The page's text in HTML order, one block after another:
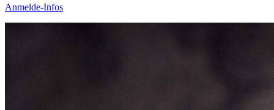
Anmelde-Infos